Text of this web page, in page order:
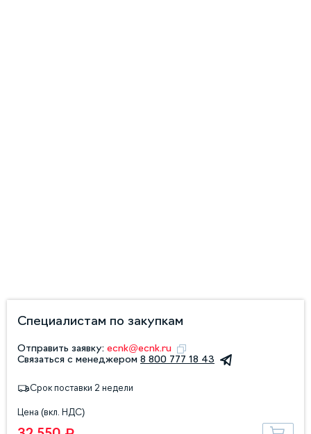
Специалистам по закупкам
Отправить заявку: ecnk@ecnk.ru
Связаться с менеджером 8 800 777 18 43
Срок поставки 2 недели
Цена (вкл. НДС)